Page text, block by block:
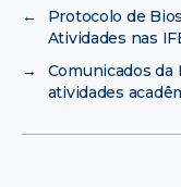
←
Protocolo de
Atividades nas
→
Comunicados da
atividades